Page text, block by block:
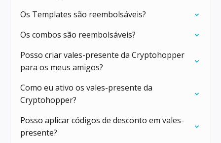
Os Templates são reembolsáveis?
Os combos são reembolsáveis?
Posso criar vales-presente da Cryptohopper
para os meus amigos?
Como eu ativo os vales-presente da
Cryptohopper?
Posso aplicar códigos de desconto em vales-
presente?